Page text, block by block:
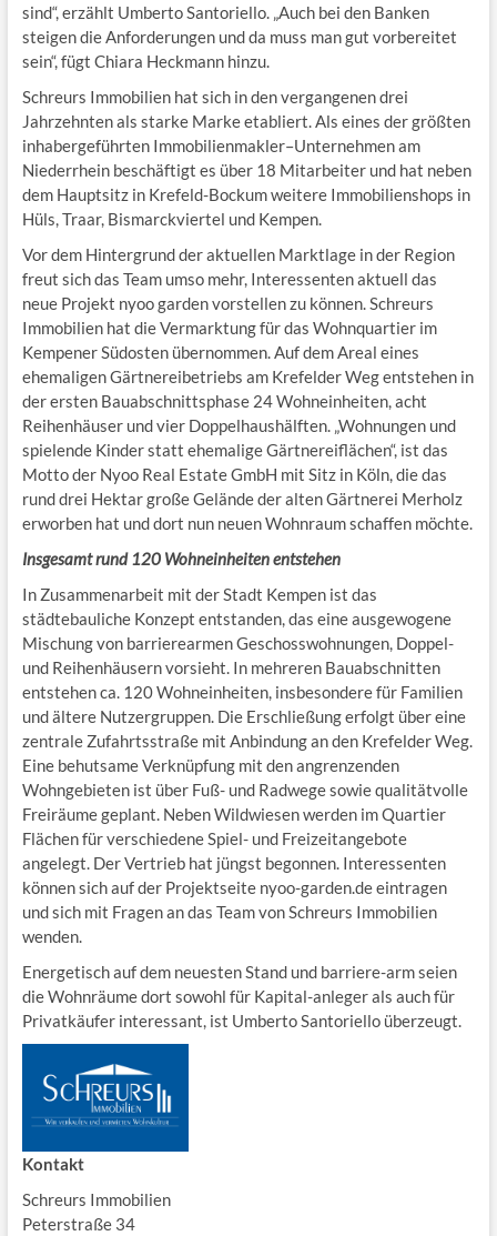
sind“, erzählt Umberto Santoriello. „Auch bei den Banken
steigen die Anforderungen und da muss man gut vorbereitet
sein“, fügt Chiara Heckmann hinzu.
Schreurs Immobilien hat sich in den vergangenen drei
Jahrzehnten als starke Marke etabliert. Als eines der größten
inhabergeführten Immobilienmakler–Unternehmen am
Niederrhein beschäftigt es über 18 Mitarbeiter und hat neben
dem Hauptsitz in Krefeld-Bockum weitere Immobilienshops in
Hüls, Traar, Bismarckviertel und Kempen.
Vor dem Hintergrund der aktuellen Marktlage in der Region
freut sich das Team umso mehr, Interessenten aktuell das
neue Projekt nyoo garden vorstellen zu können. Schreurs
Immobilien hat die Vermarktung für das Wohnquartier im
Kempener Südosten übernommen. Auf dem Areal eines
ehemaligen Gärtnereibetriebs am Krefelder Weg entstehen in
der ersten Bauabschnittsphase 24 Wohneinheiten, acht
Reihenhäuser und vier Doppelhaushälften. „Wohnungen und
spielende Kinder statt ehemalige Gärtnereiflächen“, ist das
Motto der Nyoo Real Estate GmbH mit Sitz in Köln, die das
rund drei Hektar große Gelände der alten Gärtnerei Merholz
erworben hat und dort nun neuen Wohnraum schaffen möchte.
Insgesamt rund 120 Wohneinheiten entstehen
In Zusammenarbeit mit der Stadt Kempen ist das
städtebauliche Konzept entstanden, das eine ausgewogene
Mischung von barrierearmen Geschosswohnungen, Doppel-
und Reihenhäusern vorsieht. In mehreren Bauabschnitten
entstehen ca. 120 Wohneinheiten, insbesondere für Familien
und ältere Nutzergruppen. Die Erschließung erfolgt über eine
zentrale Zufahrtsstraße mit Anbindung an den Krefelder Weg.
Eine behutsame Verknüpfung mit den angrenzenden
Wohngebieten ist über Fuß- und Radwege sowie qualitätvolle
Freiräume geplant. Neben Wildwiesen werden im Quartier
Flächen für verschiedene Spiel- und Freizeitangebote
angelegt. Der Vertrieb hat jüngst begonnen. Interessenten
können sich auf der Projektseite nyoo-garden.de eintragen
und sich mit Fragen an das Team von Schreurs Immobilien
wenden.
Energetisch auf dem neuesten Stand und barriere-arm seien
die Wohnräume dort sowohl für Kapital-anleger als auch für
Privatkäufer interessant, ist Umberto Santoriello überzeugt.
Kontakt
Schreurs Immobilien
Peterstraße 34